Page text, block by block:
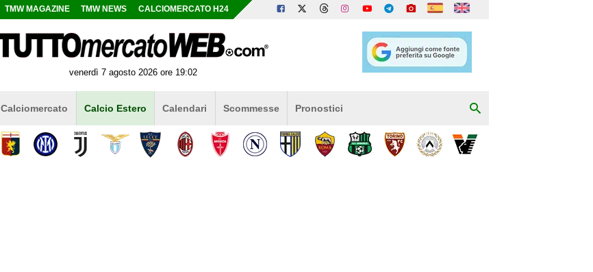
TMW MAGAZINE TMW NEWS CALCIOMERCATO H24
venerdì 7 agosto 2026 ore 19:02
Calciomercato Calcio Estero Calendari Scommesse Pronostici